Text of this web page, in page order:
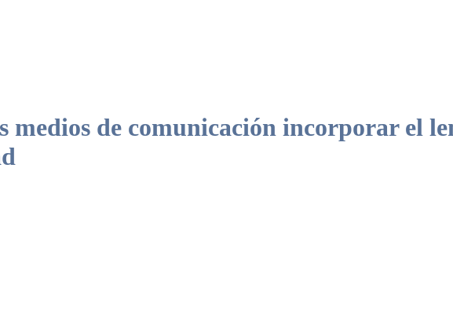
medios de comunicación incorporar el